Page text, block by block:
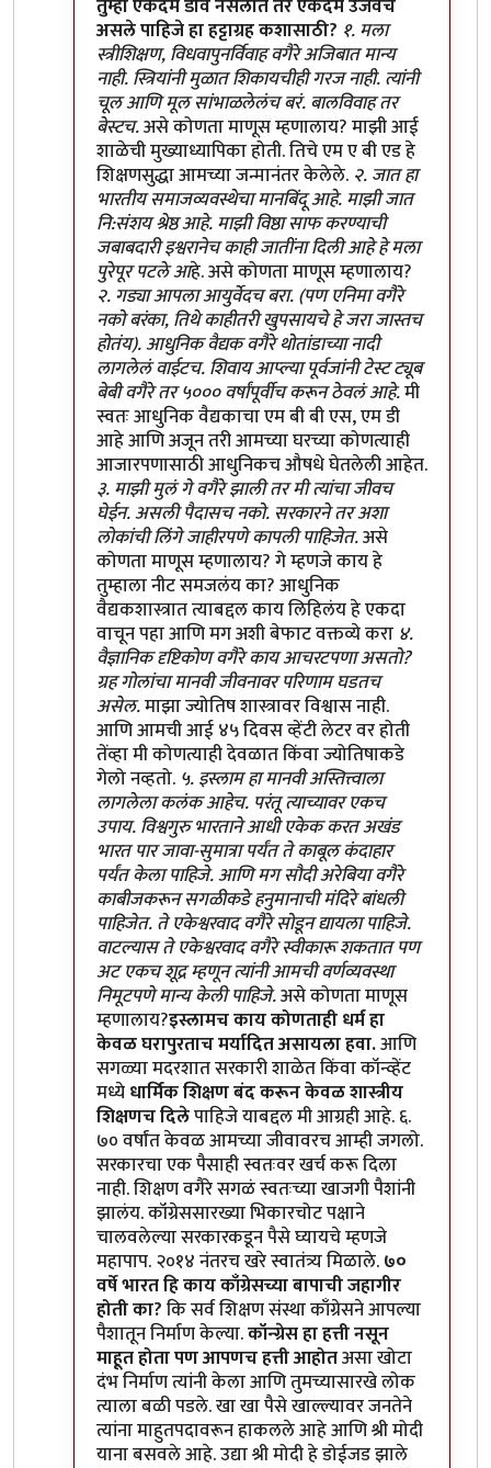
तुम्ही एकदम डावे नसलात तर एकदम उजवेच
असले पाहिजे हा हट्टाग्रह कशासाठी? १. मला
स्त्रीशिक्षण, विधवापुनर्विवाह वगैरे अजिबात मान्य
नाही. स्त्रियांनी मुळात शिकायचीही गरज नाही. त्यांनी
चूल आणि मूल सांभाळलेलंच बरं. बालविवाह तर
बेस्टच.असे कोणता माणूस म्हणालाय? माझी आई
शाळेची मुख्याध्यापिका होती. तिचे एम ए बी एड हे
शिक्षणसुद्धा आमच्या जन्मानंतर केलेले. २. जात हा
भारतीय समाजव्यवस्थेचा मानबिंदू आहे. माझी जात
नि:संशय श्रेष्ठ आहे. माझी विष्ठा साफ करण्याची
जबाबदारी इश्वरानेच काही जातींना दिली आहे हे मला
पुरेपूर पटले आहे. असे कोणता माणूस म्हणालाय?
२. गड्या आपला आयुर्वेदच बरा. (पण एनिमा वगैरे
नको बरंका, तिथे काहीतरी खुपसायचे हे जरा जास्तच
होतंय). आधुनिक वैद्यक वगैरे थोतांडाच्या नादी
लागलेलं वाईटच. शिवाय आप्ल्या पूर्वजांनी टेस्ट ट्यूब
बेबी वगैरे तर ५००० वर्षांपूर्वीच करून ठेवलं आहे.मी
स्वतः आधुनिक वैद्यकाचा एम बी बी एस, एम डी
आहे आणि अजून तरी आमच्या घरच्या कोणत्याही
आजारपणासाठी आधुनिकच औषधे घेतलेली आहेत.
३. माझी मुलं गे वगैरे झाली तर मी त्यांचा जीवच
घेईन. असली पैदासच नको. सरकारने तर अशा
लोकांची लिंगे जाहीरपणे कापली पाहिजेत.असे
कोणता माणूस म्हणालाय? गे म्हणजे काय हे
तुम्हाला नीट समजलंय का? आधुनिक
वैद्यकशास्त्रात त्याबद्दल काय लिहिलंय हे एकदा
वाचून पहा आणि मग अशी बेफाट वक्तव्ये करा ४.
वैज्ञानिक दृष्टिकोण वगैरे काय आचरटपणा असतो?
ग्रह गोलांचा मानवी जीवनावर परिणाम घडतच
असेल.माझा ज्योतिष शास्त्रावर विश्वास नाही.
आणि आमची आई ४५ दिवस व्हेंटी लेटर वर होती
तेंव्हा मी कोणत्याही देवळात किंवा ज्योतिषाकडे
गेलो नव्हतो. ५. इस्लाम हा मानवी अस्तित्त्वाला
लागलेला कलंक आहेच. परंतू त्याच्यावर एकच
उपाय. विश्वगुरु भारताने आधी एकेक करत अखंड
भारत पार जावा-सुमात्रा पर्यंत ते काबूल कंदाहार
पर्यंत केला पाहिजे. आणि मग सौदी अरेबिया वगैरे
काबीजकरून सगळीकडे हनुमानाची मंदिरे बांधली
पाहिजेत. ते एकेश्वरवाद वगैरे सोडून द्यायला पाहिजे.
वाटल्यास ते एकेश्वरवाद वगैरे स्वीकारू शकतात पण
अट एकच शूद्र म्हणून त्यांनी आमची वर्णव्यवस्था
निमूटपणे मान्य केली पाहिजे.असे कोणता माणूस
म्हणालाय?इस्लामच काय कोणताही धर्म हा
केवळ घरापुरताच मर्यादित असायला हवा.आणि
सगळ्या मदरशात सरकारी शाळेत किंवा कॉन्व्हेंट
मध्येधार्मिक शिक्षण बंद करून केवळ शास्त्रीय
शिक्षणच दिलेपाहिजे याबद्दल मी आग्रही आहे. ६.
७० वर्षांत केवळ आमच्या जीवावरच आम्ही जगलो.
सरकारचा एक पैसाही स्वतःवर खर्च करू दिला
नाही. शिक्षण वगैरे सगळं स्वतःच्या खाजगी पैशांनी
झालंय. कॉंग्रेससारख्या भिकारचोट पक्षाने
चालवलेल्या सरकारकडून पैसे घ्यायचे म्हणजे
महापाप. २०१४ नंतरच खरे स्वातंत्र्य मिळाले.७०
वर्षे भारत हि काय काँग्रेसच्या बापाची जहागीर
होती का?कि सर्व शिक्षण संस्था काँग्रेसने आपल्या
पैशातून निर्माण केल्या.कॉन्ग्रेस हा हत्ती नसून
माहूत होता पण आपणच हत्ती आहोतअसा खोटा
दंभ निर्माण त्यांनी केला आणि तुमच्यासारखे लोक
त्याला बळी पडले. खा खा पैसे खाल्ल्यावर जनतेने
त्यांना माहुतपदावरून हाकलले आहे आणि श्री मोदी
याना बसवले आहे. उद्या श्री मोदी हे डोईजड झाले